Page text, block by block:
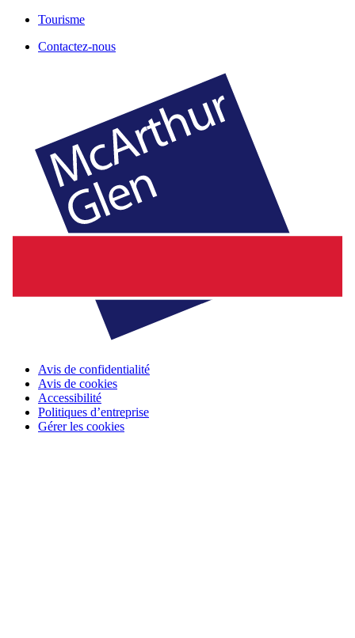
Tourisme
Contactez-nous
Avis de confidentialité
Avis de cookies
Accessibilité
Politiques d’entreprise
Gérer les cookies